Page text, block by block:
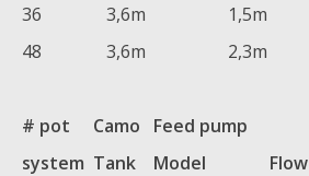
36
3,6m 1,5m
48
3,6m 2,3m
# pot
system
Camo
Tank
Feed pump
Model
Flow